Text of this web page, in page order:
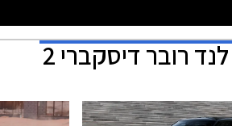
לנד רובר דיסקברי 2